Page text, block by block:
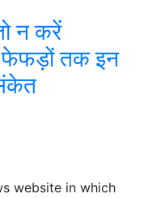
न करें
तक इन
website in which